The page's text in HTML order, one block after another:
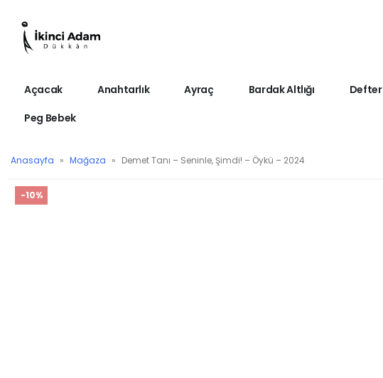
Açacak Anahtarlık Ayraç Bardak Altlığı Defter
Peg Bebek
Anasayfa » Mağaza » Demet Tanı – Seninle, Şimdi! – Öykü – 2024
-10%